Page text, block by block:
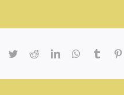
Facebook
TwitterRedditLinkedInWhatsApp
Tumblr